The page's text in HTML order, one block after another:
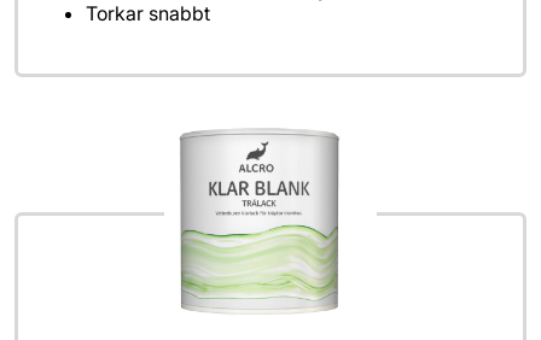
Torkar snabbt